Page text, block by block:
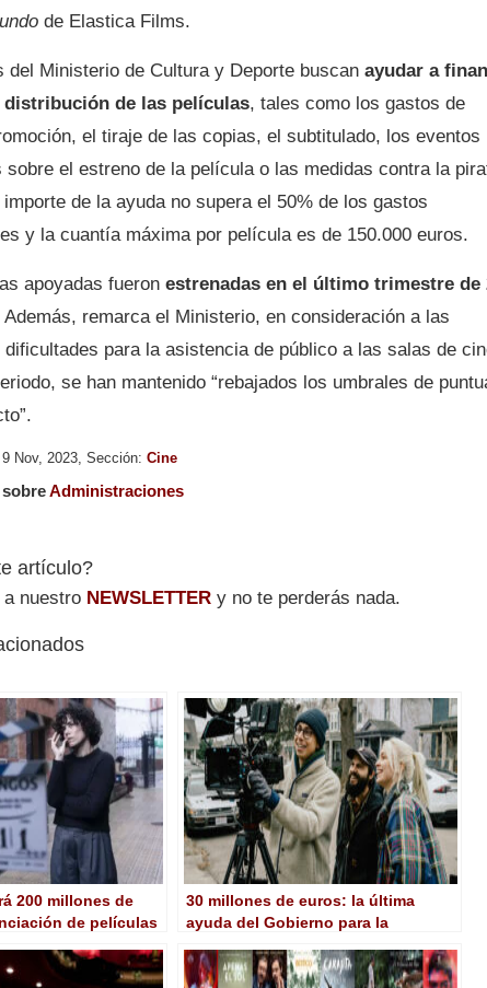
de Elastica Films.
del Ministerio de Cultura y Deporte buscan ayudar a
distribución de las películas, tales como los gastos de
el tiraje de las copias, el subtitulado, los eventos
sobre el estreno de la película o las medidas contra la
de la ayuda no supera el 50% de los gastos
y la cuantía máxima por película es de 150.000 euros.
apoyadas fueron estrenadas en el último trimestre de
Además, remarca el Ministerio, en consideración a las
para la asistencia de público a las salas de
se han mantenido “rebajados los umbrales de
, 9 Nov, 2023, Sección: Cine
Administraciones
artículo?
nuestro NEWSLETTER y no te perderás nada.
200 millones de
de películas
30 millones de euros: la última
ayuda del Gobierno para la